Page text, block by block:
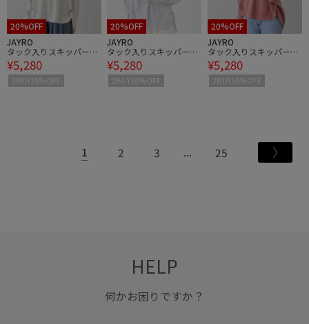
20%OFF
JAYRO
タック入りスキッパーブ
ラウス
¥5,280
2BUY10%OFF
20%OFF
JAYRO
タック入りスキッパーブ
ラウス
¥5,280
2BUY10%OFF
20%OFF
JAYRO
タック入りスキッパーブ
ラウス
¥5,280
2BUY10%OFF
1 2 3 25
HELP
何かお困りですか？